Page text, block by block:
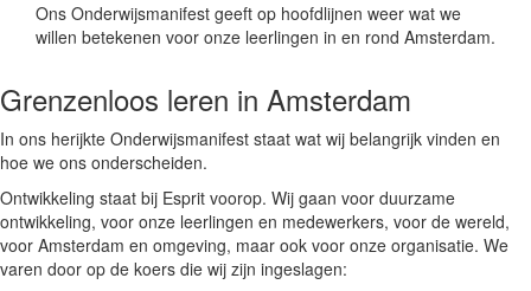
Ons Onderwijsmanifest geeft op hoofdlijnen weer wat we
willen betekenen voor onze leerlingen in en rond Amsterdam.
Grenzenloos leren in Amsterdam
In ons herijkte Onderwijsmanifest staat wat wij belangrijk vinden en
hoe we ons onderscheiden.
Ontwikkeling staat bij Esprit voorop. Wij gaan voor duurzame
ontwikkeling, voor onze leerlingen en medewerkers, voor de wereld,
voor Amsterdam en omgeving, maar ook voor onze organisatie. We
varen door op de koers die wij zijn ingeslagen: